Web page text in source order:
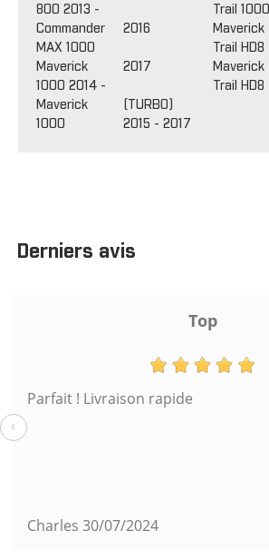
800 2013 -
Commander
MAX 1000
2016
Maverick
1000 2014 -
2017
Maverick
1000
(TURBO)
2015 - 2017
Trail 1000
Maverick
Trail HD8
Maverick
Trail HD8
Derniers avis
Top
Parfait ! Livraison rapide
Charles 30/07/2024
‹